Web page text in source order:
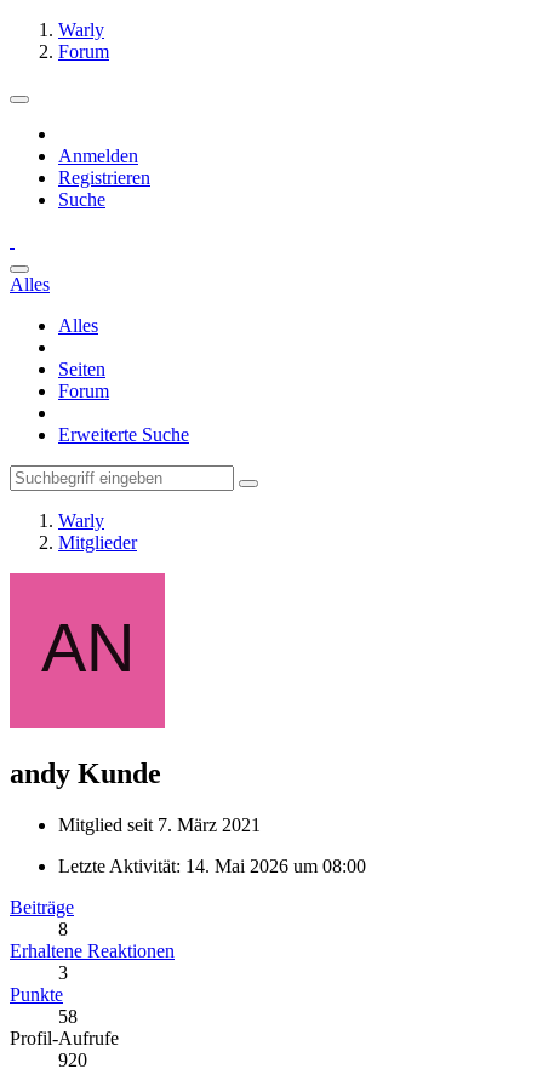
Warly
Forum
Anmelden
Registrieren
Suche
Alles
Alles
Seiten
Forum
Erweiterte Suche
Warly
Mitglieder
andy Kunde
Mitglied seit 7. März 2021
Letzte Aktivität: 14. Mai 2026 um 08:00
Beiträge
8
Erhaltene Reaktionen
3
Punkte
58
Profil-Aufrufe
920